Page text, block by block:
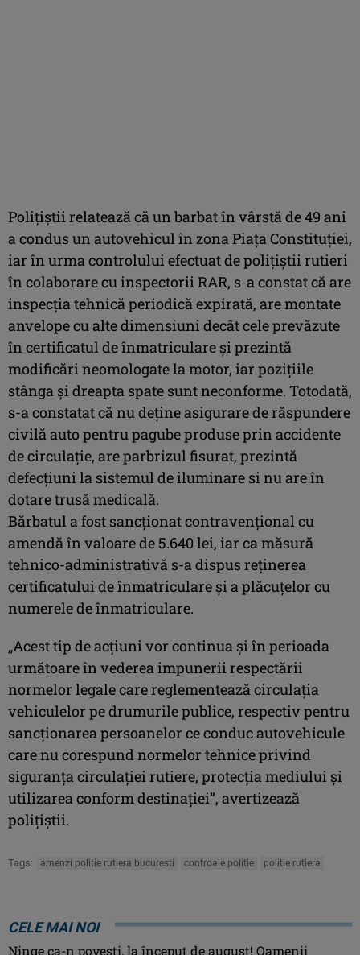
Poliţiştii relatează că un barbat în vârstă de 49 ani
a condus un autovehicul în zona Piaţa Constituţiei,
iar în urma controlului efectuat de poliţiştii rutieri
în colaborare cu inspectorii RAR, s-a constat că are
inspecţia tehnică periodică expirată, are montate
anvelope cu alte dimensiuni decât cele prevăzute
în certificatul de înmatriculare şi prezintă
modificări neomologate la motor, iar poziţiile
stânga şi dreapta spate sunt neconforme. Totodată,
s-a constatat că nu deţine asigurare de răspundere
civilă auto pentru pagube produse prin accidente
de circulaţie, are parbrizul fisurat, prezintă
defecţiuni la sistemul de iluminare si nu are în
dotare trusă medicală.
Bărbatul a fost sancţionat contravenţional cu
amendă în valoare de 5.640 lei, iar ca măsură
tehnico-administrativă s-a dispus reţinerea
certificatului de înmatriculare şi a plăcuţelor cu
numerele de înmatriculare.
„Acest tip de acţiuni vor continua şi în perioada
următoare în vederea impunerii respectării
normelor legale care reglementează circulaţia
vehiculelor pe drumurile publice, respectiv pentru
sancţionarea persoanelor ce conduc autovehicule
care nu corespund normelor tehnice privind
siguranţa circulaţiei rutiere, protecţia mediului şi
utilizarea conform destinaţiei”, avertizează
poliţiştii.
Tags: amenzi politie rutiera bucuresti controale politie politie rutiera
CELE MAI NOI
Ninge ca-n povești, la început de august! Oamenii